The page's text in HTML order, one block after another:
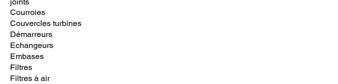
Courroies
Couvercles turbines
Démarreurs
Echangeurs
Embases
Filtres
Filtres à air